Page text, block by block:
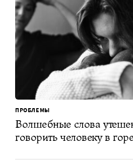
ПРОБЛЕМЫ
Волшебные слова
говорить человеку в